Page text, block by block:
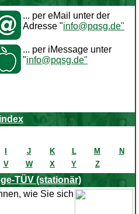
... per eMail unter der
Adresse "info@pqsg.de"
... per iMessage unter
"info@pqsg.de"
J K L M
N
V W X Y Z
TÜV (stationär)
wie Sie sich